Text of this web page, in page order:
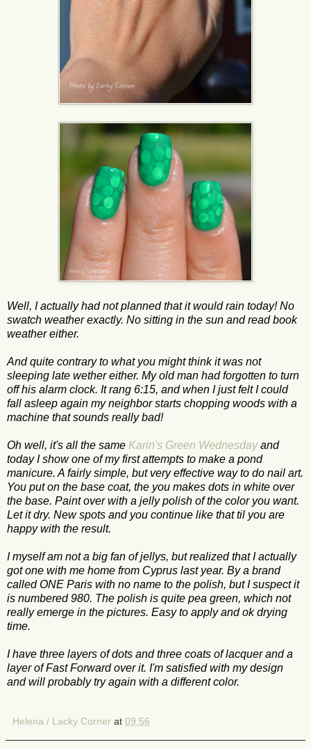
Well, I actually had not planned that it would rain today! No
swatch weather exactly. No sitting in the sun and read book
weather either.
And quite contrary to what you might think it was not
sleeping late wether either. My old man had forgotten to turn
off his alarm clock. It rang 6:15, and when I just felt I could
fall asleep again my neighbor starts chopping woods with a
machine that sounds really bad!
Oh well, it's all the same Karin's Green Wednesdayand
today I show one of my first attempts to make a pond
manicure. A fairly simple, but very effective way to do nail art.
You put on the base coat, the you makes dots in white over
the base. Paint over with a jelly polish of the color you want.
Let it dry. New spots and you continue like that til you are
happy with the result.
I myself am not a big fan of jellys, but realized that I actually
got one with me home from Cyprus last year. By a brand
called ONE Paris with no name to the polish, but I suspect it
is numbered 980. The polish is quite pea green, which not
really emerge in the pictures. Easy to apply and ok drying
time.
I have three layers of dots and three coats of lacquer and a
layer of Fast Forward over it. I'm satisfied with my design
and will probably try again with a different color.
Helena / Lacky Corner at 09:56